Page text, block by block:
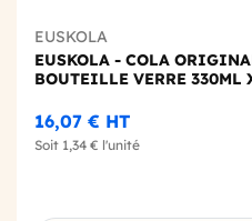
EUSKOLA
EUSKOLA - COLA
BOUTEILLE VERRE 330ML
16,07 € HT
Soit 1,34 € l'unité